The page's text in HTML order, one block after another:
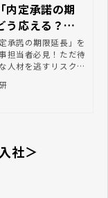
内定承諾の期
う応える？優
さないための
ーと3つのNG
承諾の期限延長」を
担当者必見！ただ待
人材を逃すリスクが
ない3つのNG対応
社＞